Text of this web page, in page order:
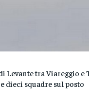
Levante tra Viareggio e
dieci squadre sul posto